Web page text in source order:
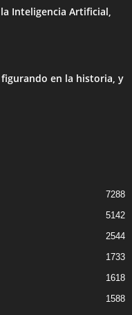
Inteligencia Artificial,
en la historia, y
7288
5142
2544
1733
1618
1588